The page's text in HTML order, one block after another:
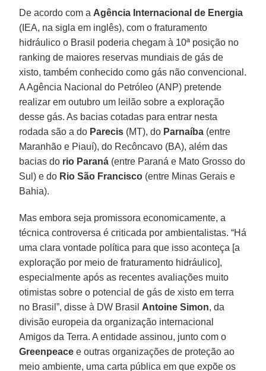
De acordo com a Agência Internacional de Energia
(IEA, na sigla em inglês), com o fraturamento
hidráulico o Brasil poderia chegam à 10ª posição no
ranking de maiores reservas mundiais de gás de
xisto, também conhecido como gás não convencional.
A Agência Nacional do Petróleo (ANP) pretende
realizar em outubro um leilão sobre a exploração
desse gás. As bacias cotadas para entrar nesta
rodada são a do Parecis (MT), do Parnaíba (entre
Maranhão e Piauí), do Recôncavo (BA), além das
bacias do rio Paraná (entre Paraná e Mato Grosso do
Sul) e do Rio São Francisco (entre Minas Gerais e
Bahia).
Mas embora seja promissora economicamente, a
técnica controversa é criticada por ambientalistas. “Há
uma clara vontade política para que isso aconteça [a
exploração por meio de fraturamento hidráulico],
especialmente após as recentes avaliações muito
otimistas sobre o potencial de gás de xisto em terra
no Brasil”, disse à DW Brasil Antoine Simon, da
divisão europeia da organização internacional
Amigos da Terra. A entidade assinou, junto com o
Greenpeace e outras organizações de proteção ao
meio ambiente, uma carta pública em que expõe os